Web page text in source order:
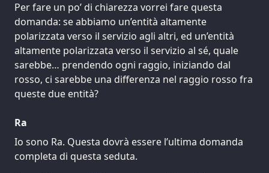
Per fare un po’ di chiarezza vorrei fare questa
domanda: se abbiamo un’entità altamente
polarizzata verso il servizio agli altri, ed un’entità
altamente polarizzata verso il servizio al sé, quale
sarebbe… prendendo ogni raggio, iniziando dal
rosso, ci sarebbe una differenza nel raggio rosso fra
queste due entità?
Ra
Io sono Ra. Questa dovrà essere l’ultima domanda
completa di questa seduta.